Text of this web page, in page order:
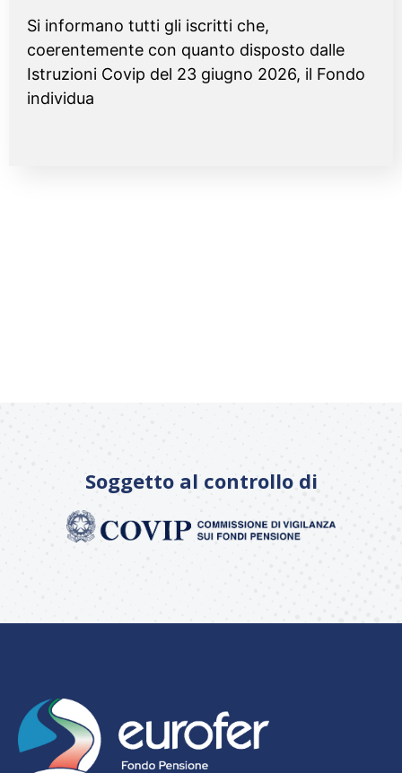
Si informano tutti gli iscritti che,
coerentemente con quanto disposto dalle
Istruzioni Covip del 23 giugno 2026, il Fondo
individua
Soggetto al controllo di